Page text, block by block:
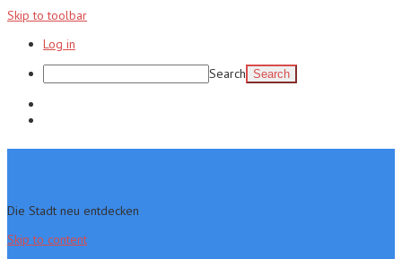
Skip to toolbar
Log in
Search
Die Stadt neu entdecken
Skip to content